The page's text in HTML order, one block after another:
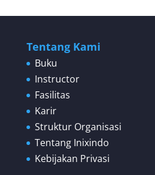
Tentang Kami
Buku
Instructor
Fasilitas
Karir
Struktur Organisasi
Tentang Inixindo
Kebijakan Privasi